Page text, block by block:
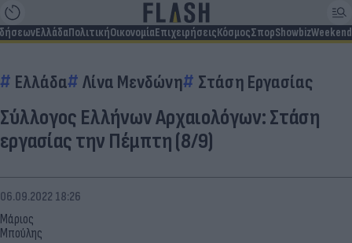
ΕλλάδαΠολιτικήΟικονομίαΕπιχειρήσειςΚόσμοςΣπορShowbizWeekend
Ελλάδα Λίνα Μενδώνη Στάση Εργασίας
Σύλλογος Ελλήνων Αρχαιολόγων: Στάση
εργασίας την Πέμπτη (8/9)
Μάριος
Μπούλης
06.09.2022 18:26